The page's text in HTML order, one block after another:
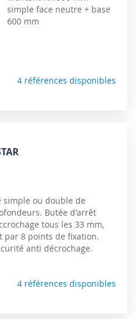
simple face neutre + base
600 mm
4 références disponibles
simple ou double de
Butée d'arrêt
tous les 33 mm,
par 8 points de fixation.
anti décrochage.
4 références disponibles